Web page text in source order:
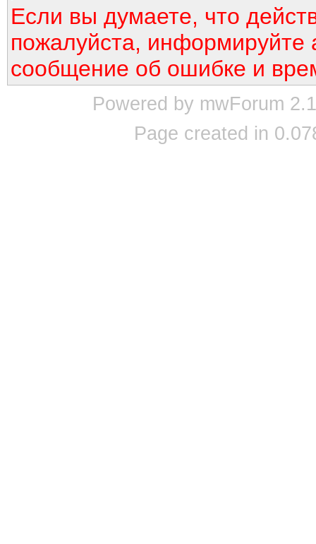
Если вы думаете, что
пожалуйста, информируйте
сообщение об ошибке и
Powered by mwForum
Page created in